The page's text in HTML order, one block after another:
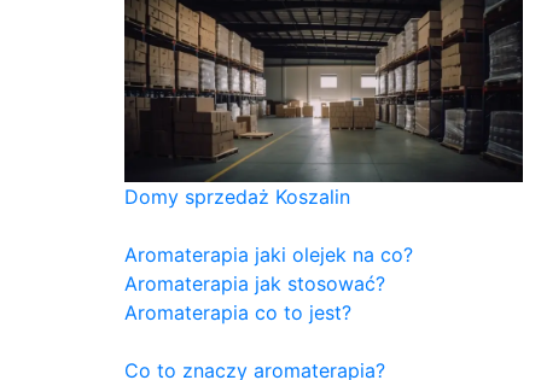
Domy sprzedaż Koszalin
Aromaterapia jaki olejek na co?
Aromaterapia jak stosować?
Aromaterapia co to jest?
Co to znaczy aromaterapia?